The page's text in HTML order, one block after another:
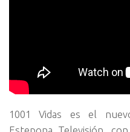
1001 Vidas es el